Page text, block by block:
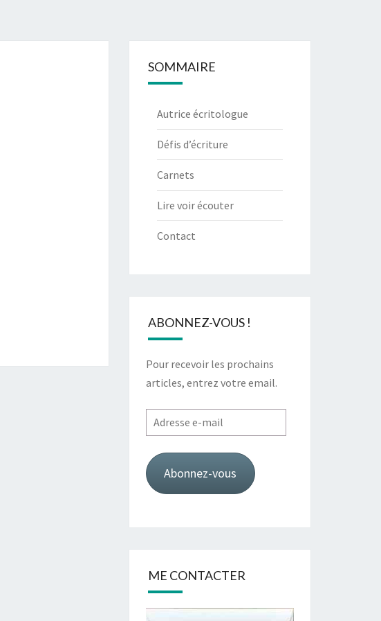
SOMMAIRE
Autrice écritologue
Défis d’écriture
Carnets
Lire voir écouter
Contact
ABONNEZ-VOUS !
Pour recevoir les prochains
articles, entrez votre email.
Adresse
e-
mail
Abonnez-vous
ME CONTACTER